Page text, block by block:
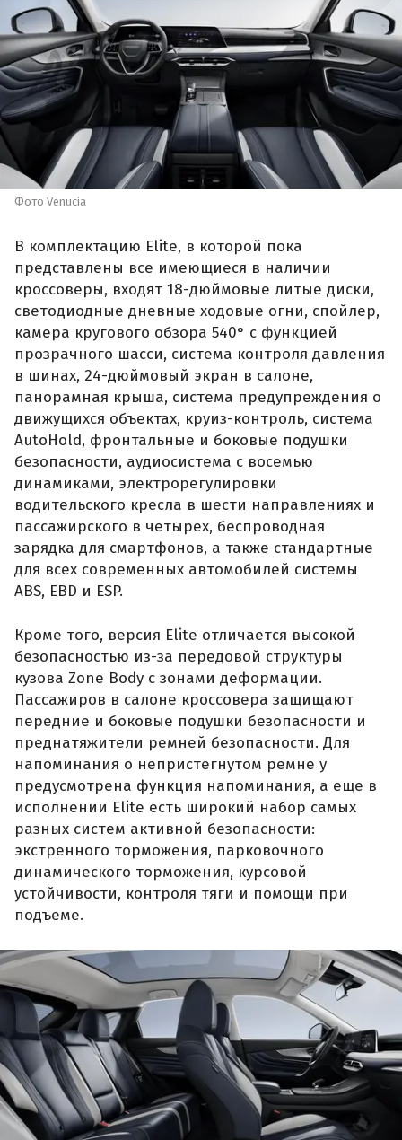
Фото Venucia
В комплектацию Elite, в которой пока
представлены все имеющиеся в наличии
кроссоверы, входят 18-дюймовые литые диски,
светодиодные дневные ходовые огни, спойлер,
камера кругового обзора 540° с функцией
прозрачного шасси, система контроля давления
в шинах, 24-дюймовый экран в салоне,
панорамная крыша, система предупреждения о
движущихся объектах, круиз-контроль, система
AutoHold, фронтальные и боковые подушки
безопасности, аудиосистема с восемью
динамиками, электрорегулировки
водительского кресла в шести направлениях и
пассажирского в четырех, беспроводная
зарядка для смартфонов, а также стандартные
для всех современных автомобилей системы
ABS, EBD и ESP.
Кроме того, версия Elite отличается высокой
безопасностью из-за передовой структуры
кузова Zone Body с зонами деформации.
Пассажиров в салоне кроссовера защищают
передние и боковые подушки безопасности и
преднатяжители ремней безопасности. Для
напоминания о непристегнутом ремне у
предусмотрена функция напоминания, а еще в
исполнении Elite есть широкий набор самых
разных систем активной безопасности:
экстренного торможения, парковочного
динамического торможения, курсовой
устойчивости, контроля тяги и помощи при
подъеме.